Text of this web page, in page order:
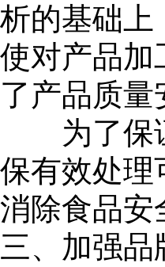
析的基础上
使对产品加
了产品质
为了保证
保有效处理
消除食品安
三、加强